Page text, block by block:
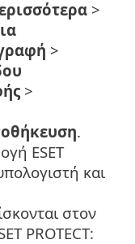
>
>
>
.
ESET
και
στον
PROTECT: